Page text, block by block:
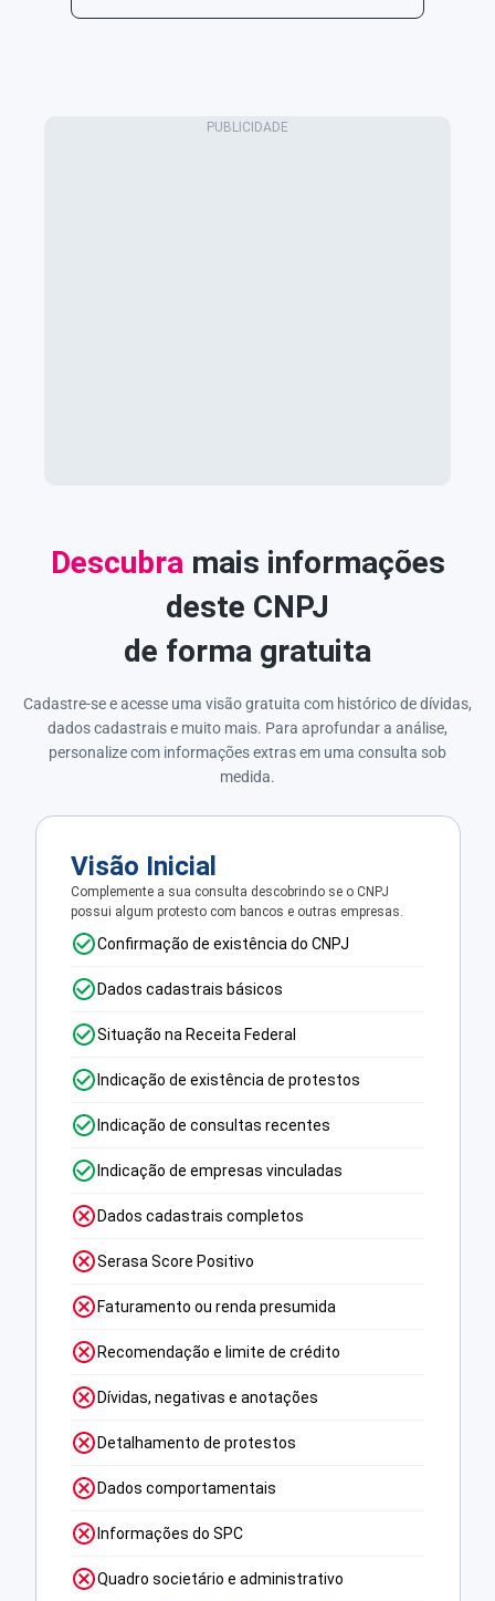
Descubra mais informações
deste CNPJ
de forma gratuita
Cadastre-se e acesse uma visão gratuita com histórico de dívidas,
dados cadastrais e muito mais. Para aprofundar a análise,
personalize com informações extras em uma consulta sob
medida.
Visão Inicial
Complemente a sua consulta descobrindo se o CNPJ
possui algum protesto com bancos e outras empresas.
Confirmação de existência do CNPJ
Dados cadastrais básicos
Situação na Receita Federal
Indicação de existência de protestos
Indicação de consultas recentes
Indicação de empresas vinculadas
Dados cadastrais completos
Serasa Score Positivo
Faturamento ou renda presumida
Recomendação e limite de crédito
Dívidas, negativas e anotações
Detalhamento de protestos
Dados comportamentais
Informações do SPC
Quadro societário e administrativo